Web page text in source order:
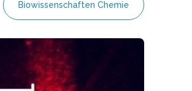
Biowissenschaften Chemie